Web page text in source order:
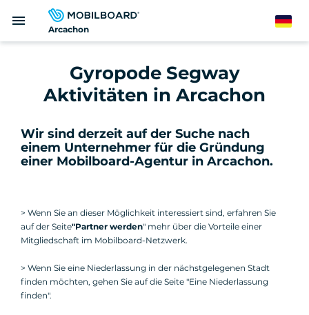
zum
Arcachon
menu German
Gyropode Segway
Aktivitäten in Arcachon
Wir sind derzeit auf der Suche nach
einem Unternehmer für die Gründung
einer Mobilboard-Agentur in Arcachon.
> Wenn Sie an dieser Möglichkeit interessiert sind, erfahren Sie
auf der Seite"Partner werden" mehr über die Vorteile einer
Mitgliedschaft im Mobilboard-Netzwerk.
> Wenn Sie eine Niederlassung in der nächstgelegenen Stadt
finden möchten, gehen Sie auf die Seite "Eine Niederlassung
finden".